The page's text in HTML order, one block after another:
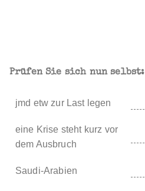
Prüfen Sie sich nun selbst:
jmd etw zur Last legen
eine Krise steht kurz vor
dem Ausbruch
Saudi-Arabien